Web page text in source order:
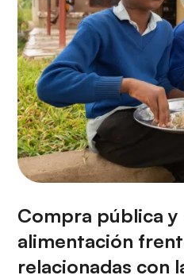
Compra pública y
alimentación
relacionadas con